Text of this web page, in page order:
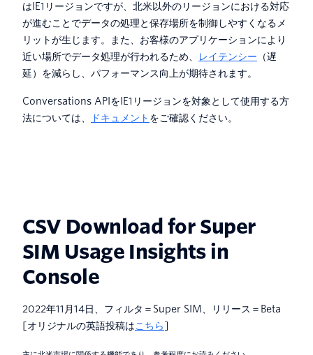
はIE1リージョンですが、北米以外のリージョンにおける対応
が進むことでデータの処理と保存場所を制御しやすくなるメ
リットが生じます。また、お客様のアプリケーションにより
近い場所でデータ処理が行われるため、
レイテンシー （遅
延）を減らし、パフォーマンス向上が期待されます。
Conversations APIをIE1リージョンを対象として使用する方
法については、
ドキュメント をご確認ください。
CSV Download for Super
SIM Usage Insights in
Console
2022年11月14日、フィルタ＝Super SIM、リリース＝Beta
[オリジナルの英語投稿はこちら]